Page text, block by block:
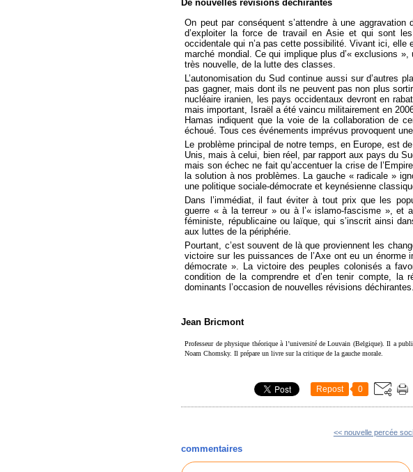
De nouvelles révisions déchirantes
On peut par conséquent s’attendre à une
d’exploiter la force de travail en Asie et qui sont
occidentale qui n’a pas cette possibilité. Vivant ici,
marché mondial. Ce qui implique plus d’« exclusions
très nouvelle, de la lutte des classes.
L’autonomisation du Sud continue aussi sur d’autres
pas gagner, mais dont ils ne peuvent pas non plus
nucléaire iranien, les pays occidentaux devront en
mais important, Israël a été vaincu militairement en
Hamas indiquent que la voie de la collaboration de
échoué. Tous ces événements imprévus provoquent
Le problème principal de notre temps, en Europe, est
Unis, mais à celui, bien réel, par rapport aux pays du
mais son échec ne fait qu’accentuer la crise de
la solution à nos problèmes. La gauche « radicale »
une politique sociale-démocrate et keynésienne
Dans l’immédiat, il faut éviter à tout prix que les
guerre « à la terreur » ou à l’« islamo-fascisme », et
féministe, républicaine ou laïque, qui s’inscrit ainsi
aux luttes de la périphérie.
Pourtant, c’est souvent de là que proviennent les
victoire sur les puissances de l’Axe ont eu un
démocrate ». La victoire des peuples colonisés a
condition de la comprendre et d’en tenir compte, la
dominants l’occasion de nouvelles révisions
Jean Bricmont
Professeur de physique théorique à l’université de Louvain (Belgique). Il a
Noam Chomsky. Il prépare un livre sur la critique de la gauche morale.
Repost 0
<< nouvelle percée
commentaires